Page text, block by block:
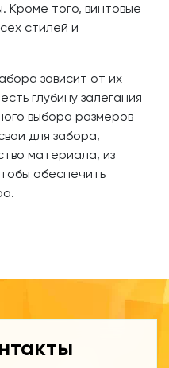
Кроме того, винтовые
стилей и
зависит от их
глубину залегания
выбора размеров
для забора,
материала, из
обеспечить